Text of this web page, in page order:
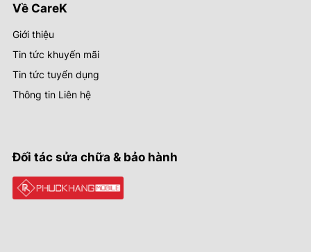
Về CareK
Giới thiệu
Tin tức khuyến mãi
Tin tức tuyển dụng
Thông tin Liên hệ
Đối tác sửa chữa & bảo hành